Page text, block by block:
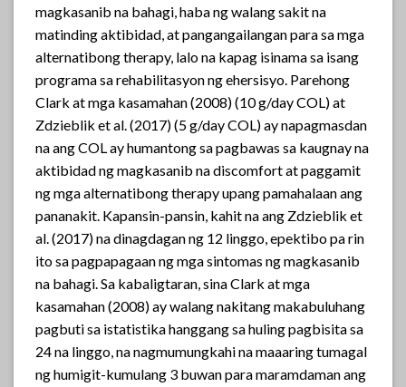
magkasanib na bahagi, haba ng walang sakit na
matinding aktibidad, at pangangailangan para sa mga
alternatibong therapy, lalo na kapag isinama sa isang
programa sa rehabilitasyon ng ehersisyo. Parehong
Clark at mga kasamahan (2008) (10 g/day COL) at
Zdzieblik et al. (2017) (5 g/day COL) ay napagmasdan
na ang COL ay humantong sa pagbawas sa kaugnay na
aktibidad ng magkasanib na discomfort at paggamit
ng mga alternatibong therapy upang pamahalaan ang
pananakit. Kapansin-pansin, kahit na ang Zdzieblik et
al. (2017) na dinagdagan ng 12 linggo, epektibo pa rin
ito sa pagpapagaan ng mga sintomas ng magkasanib
na bahagi. Sa kabaligtaran, sina Clark at mga
kasamahan (2008) ay walang nakitang makabuluhang
pagbuti sa istatistika hanggang sa huling pagbisita sa
24 na linggo, na nagmumungkahi na maaaring tumagal
ng humigit-kumulang 3 buwan para maramdaman ang